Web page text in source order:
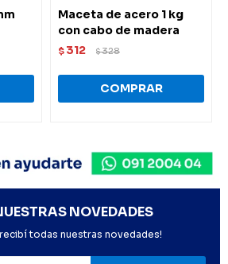
Maceta de acero 1 kg
con cabo de madera
$ 312 $328
NOVEDADES
todas nuestras novedades!